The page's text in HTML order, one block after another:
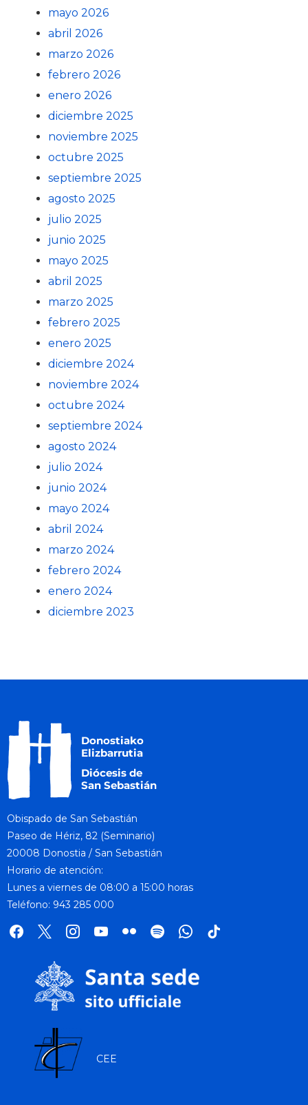
mayo 2026
abril 2026
marzo 2026
febrero 2026
enero 2026
diciembre 2025
noviembre 2025
octubre 2025
septiembre 2025
agosto 2025
julio 2025
junio 2025
mayo 2025
abril 2025
marzo 2025
febrero 2025
enero 2025
diciembre 2024
noviembre 2024
octubre 2024
septiembre 2024
agosto 2024
julio 2024
junio 2024
mayo 2024
abril 2024
marzo 2024
febrero 2024
enero 2024
diciembre 2023
Obispado de San Sebastián
Paseo de Hériz, 82 (Seminario)
20008 Donostia / San Sebastián
Horario de atención:
Lunes a viernes de 08:00 a 15:00 horas
Teléfono: 943 285 000
facebook
x instagramyoutube
flickr spotifywhatsapp
tik
CEE